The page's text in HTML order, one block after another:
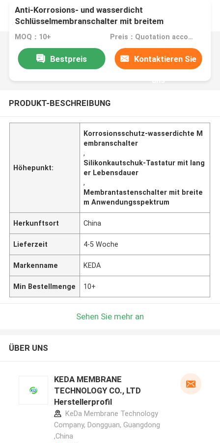
Anti-Korrosions- und wasserdicht
Schlüsselmembranschalter mit breitem
Anwendungsbereich
MOQ：10+ Preis：Quotation according to drawings
Bestpreis Kontaktieren Sie
uns
PRODUKT-BESCHREIBUNG
Höhepunkt:
Korrosionsschutz-wasserdichte M
embranschalter
,
Silikonkautschuk-Tastatur mit lang
er Lebensdauer
,
Membrantastenschalter mit breite
m Anwendungsspektrum
Herkunftsort China
Lieferzeit 4-5 Woche
Markenname KEDA
Min Bestellmenge 10+
Sehen Sie mehr an
ÜBER UNS
KEDA MEMBRANE
TECHNOLOGY CO., LTD
Herstellerprofil
KeDa Membrane Technology
Company, Dongguan, Guangdong
,China